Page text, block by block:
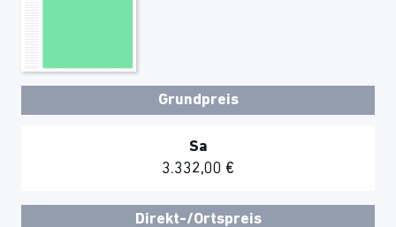
Grundpreis
Sa
3.332,00 €
Direkt-/Ortspreis